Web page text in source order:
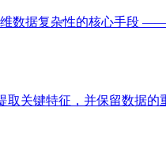
数据复杂性的核心手段
关键特征，并保留数据